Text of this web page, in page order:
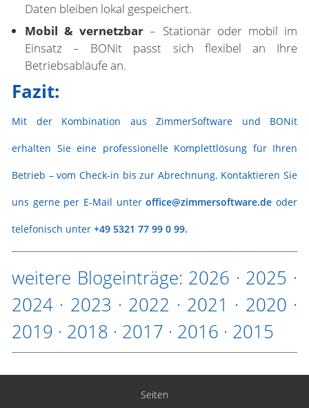
Daten bleiben lokal gespeichert.
Mobil & vernetzbar – Stationär oder mobil im
Einsatz – BONit passt sich flexibel an Ihre
Betriebsabläufe an.
Fazit:
Mit der Kombination aus ZimmerSoftware und BONit
erhalten Sie eine professionelle Komplettlösung für Ihren
Betrieb – vom Check-in bis zur Abrechnung. Kontaktieren Sie
uns gerne per E-Mail unteroffice@zimmersoftware.de oder
telefonisch unter +49 5321 77 99 0 99.
weitere Blogeinträge: 2026 · 2025 ·
2024 · 2023 · 2022 · 2021 · 2020 ·
2019 · 2018 · 2017 · 2016 · 2015
Seiten